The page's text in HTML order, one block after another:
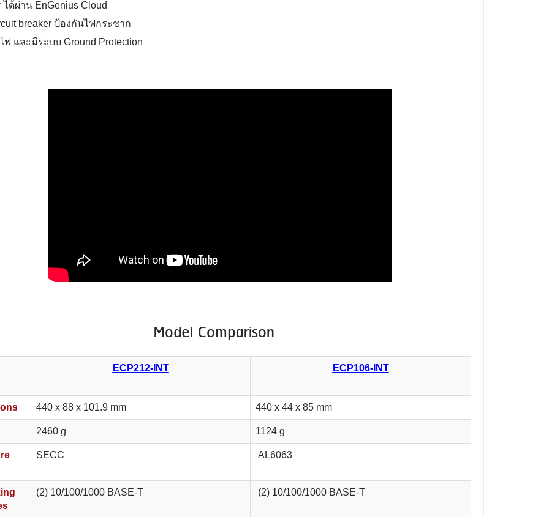
ได้ผ่าน EnGenius Cloud
breaker ป้องกันไฟกระชาก
ฟ และมีระบบ Ground Protection
Model Comparison
ECP212-INT ECP106-INT
440 x 88 x 101.9 mm 440 x 44 x 85 mm
2460 g 1124 g
SECC AL6063
(2) 10/100/1000 BASE-T (2) 10/100/1000 BASE-T